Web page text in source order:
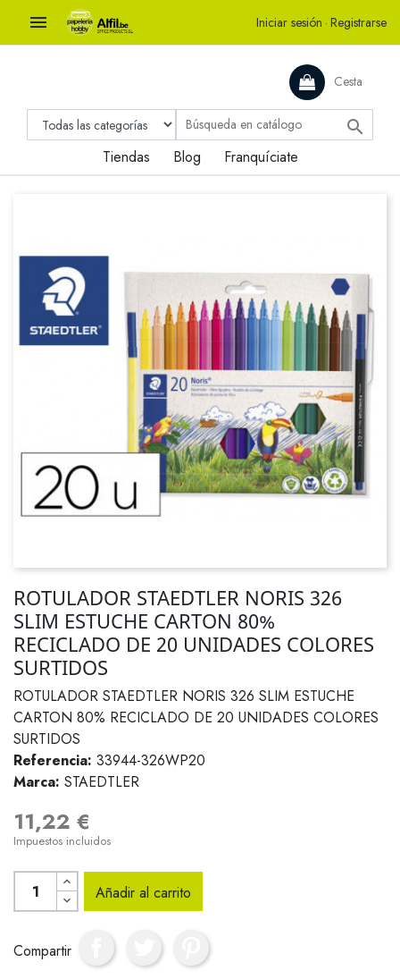
 Iniciar sesión · Registrarse
Cesta

Tiendas Blog Franquíciate
ROTULADOR STAEDTLER NORIS 326
SLIM ESTUCHE CARTON 80%
RECICLADO DE 20 UNIDADES COLORES
SURTIDOS
ROTULADOR STAEDTLER NORIS 326 SLIM ESTUCHE
CARTON 80% RECICLADO DE 20 UNIDADES COLORES
SURTIDOS
Referencia: 33944-326WP20
Marca: STAEDTLER
11,22 €
Impuestos incluidos
Añadir al carrito
Compartir